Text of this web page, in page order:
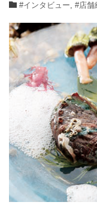
#インタビュー, #店舗